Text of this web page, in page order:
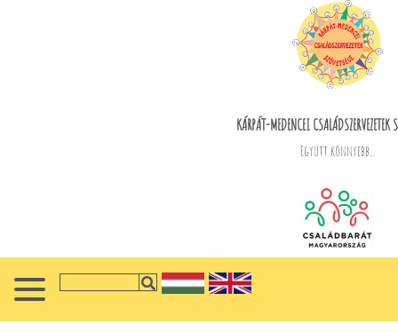
KÁRPÁT-MEDENCEI CSALÁDSZERVEZETEK
Együtt könnyebb...